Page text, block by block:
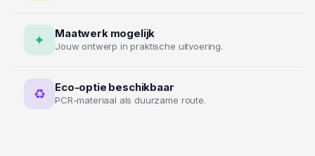
✦ Maatwerk mogelijk
Jouw ontwerp in praktische uitvoering.
♻ Eco-optie beschikbaar
PCR-materiaal als duurzame route.